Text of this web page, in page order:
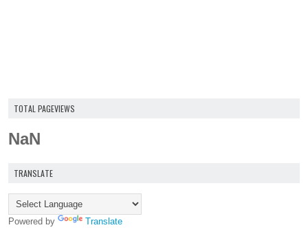
TOTAL PAGEVIEWS
NaN
TRANSLATE
Powered by Translate